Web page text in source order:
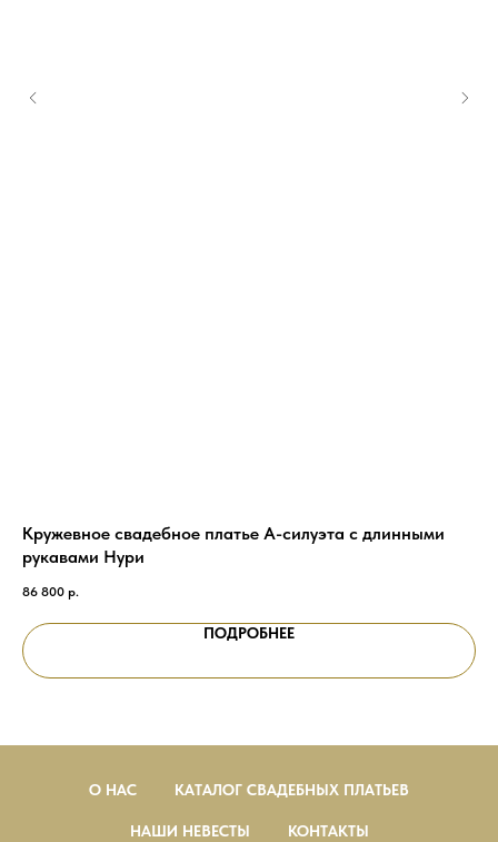
Кружевное свадебное платье А-силуэта с длинными
рукавами Нури
86 800 р.
ПОДРОБНЕЕ
О НАС КАТАЛОГ СВАДЕБНЫХ ПЛАТЬЕВ
НАШИ НЕВЕСТЫ КОНТАКТЫ